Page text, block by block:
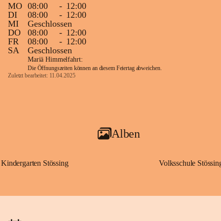
MO 08:00 - 12:00
DI
08:00 - 12:00
MI
Geschlossen
DO
08:00 - 12:00
FR
08:00 - 12:00
SA
Geschlossen
Mariä Himmelfahrt:
Die Öffnungszeiten können an diesem Feiertag abweichen.
Zuletzt bearbeitet: 11.04.2025
Alben
Kindergarten Stössing Volksschule